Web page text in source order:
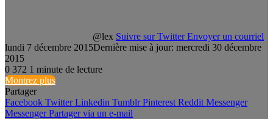
@lex Suivre sur Twitter Envoyer un courriel
lundi 7 décembre 2015Dernière mise à jour: mercredi 30 décembre
2015
0 372 1 minute de lecture
Montrez plus
Partager
Facebook Twitter Linkedin Tumblr Pinterest Reddit Messenger
Messenger Partager via un e-mail